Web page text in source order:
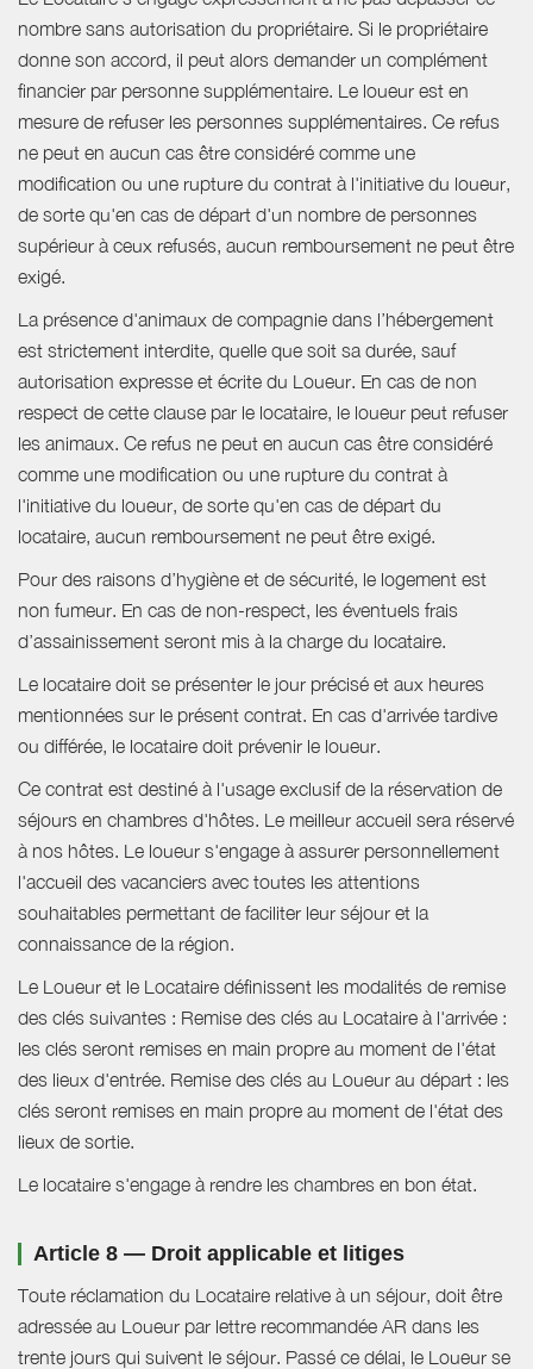
nombre sans autorisation du propriétaire. Si le propriétaire
donne son accord, il peut alors demander un complément
financier par personne supplémentaire. Le loueur est en
mesure de refuser les personnes supplémentaires. Ce refus
ne peut en aucun cas être considéré comme une
modification ou une rupture du contrat à l'initiative du loueur,
de sorte qu'en cas de départ d'un nombre de personnes
supérieur à ceux refusés, aucun remboursement ne peut être
exigé.
La présence d'animaux de compagnie dans l’hébergement
est strictement interdite, quelle que soit sa durée, sauf
autorisation expresse et écrite du Loueur. En cas de non
respect de cette clause par le locataire, le loueur peut refuser
les animaux. Ce refus ne peut en aucun cas être considéré
comme une modification ou une rupture du contrat à
l'initiative du loueur, de sorte qu'en cas de départ du
locataire, aucun remboursement ne peut être exigé.
Pour des raisons d’hygiène et de sécurité, le logement est
non fumeur. En cas de non-respect, les éventuels frais
d’assainissement seront mis à la charge du locataire.
Le locataire doit se présenter le jour précisé et aux heures
mentionnées sur le présent contrat. En cas d'arrivée tardive
ou différée, le locataire doit prévenir le loueur.
Ce contrat est destiné à l'usage exclusif de la réservation de
séjours en chambres d'hôtes. Le meilleur accueil sera réservé
à nos hôtes. Le loueur s'engage à assurer personnellement
l'accueil des vacanciers avec toutes les attentions
souhaitables permettant de faciliter leur séjour et la
connaissance de la région.
Le Loueur et le Locataire définissent les modalités de remise
des clés suivantes : Remise des clés au Locataire à l'arrivée :
les clés seront remises en main propre au moment de l'état
des lieux d'entrée. Remise des clés au Loueur au départ : les
clés seront remises en main propre au moment de l'état des
lieux de sortie.
Le locataire s'engage à rendre les chambres en bon état.
Article 8 — Droit applicable et litiges
Toute réclamation du Locataire relative à un séjour, doit être
adressée au Loueur par lettre recommandée AR dans les
trente jours qui suivent le séjour. Passé ce délai, le Loueur se